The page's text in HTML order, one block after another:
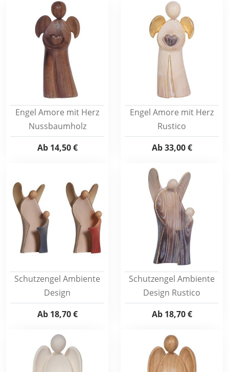
Engel Amore mit Herz
Nussbaumholz
Ab14,50 €
Engel Amore mit Herz
Rustico
Ab33,00 €
Schutzengel Ambiente
Design
Ab18,70 €
Schutzengel Ambiente
Design Rustico
Ab18,70 €